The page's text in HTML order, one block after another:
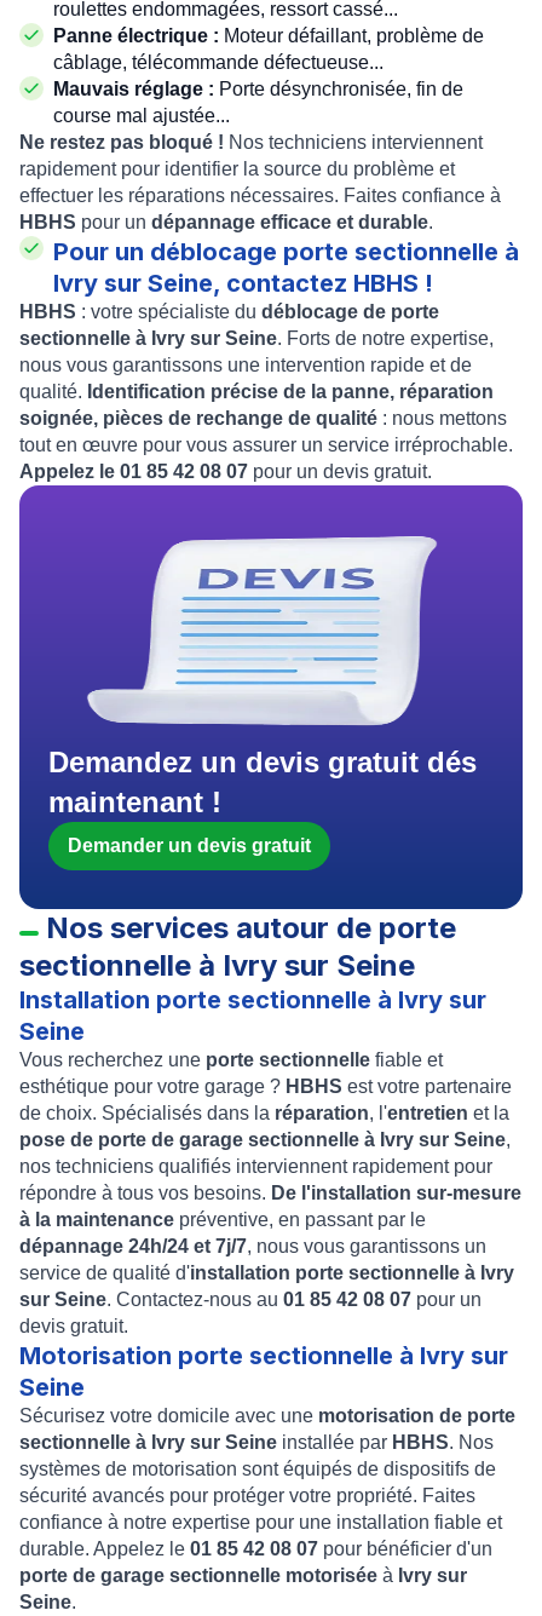
roulettes endommagées, ressort cassé...
Panne électrique : Moteur défaillant, problème de
câblage, télécommande défectueuse...
Mauvais réglage : Porte désynchronisée, fin de
course mal ajustée...
Ne restez pas bloqué ! Nos techniciens interviennent
rapidement pour identifier la source du problème et
effectuer les réparations nécessaires. Faites confiance à
HBHS pour un dépannage efficace et durable.
Pour un déblocage porte sectionnelle à
Ivry sur Seine, contactez HBHS !
HBHS : votre spécialiste du déblocage de porte
sectionnelle à Ivry sur Seine. Forts de notre expertise,
nous vous garantissons une intervention rapide et de
qualité. Identification précise de la panne, réparation
soignée, pièces de rechange de qualité : nous mettons
tout en œuvre pour vous assurer un service irréprochable.
Appelez le 01 85 42 08 07 pour un devis gratuit.
Demandez un devis gratuit dés
maintenant !
Demander un devis gratuit
Nos services autour de porte
sectionnelle à Ivry sur Seine
Installation porte sectionnelle à Ivry sur
Seine
Vous recherchez une porte sectionnelle fiable et
esthétique pour votre garage ? HBHS est votre partenaire
de choix. Spécialisés dans la réparation, l'entretien et la
pose de porte de garage sectionnelle à Ivry sur Seine,
nos techniciens qualifiés interviennent rapidement pour
répondre à tous vos besoins. De l'installation sur-mesure
à la maintenance préventive, en passant par le
dépannage 24h/24 et 7j/7, nous vous garantissons un
service de qualité d'installation porte sectionnelle à Ivry
sur Seine. Contactez-nous au 01 85 42 08 07 pour un
devis gratuit.
Motorisation porte sectionnelle à Ivry sur
Seine
Sécurisez votre domicile avec une motorisation de porte
sectionnelle à Ivry sur Seine installée par HBHS. Nos
systèmes de motorisation sont équipés de dispositifs de
sécurité avancés pour protéger votre propriété. Faites
confiance à notre expertise pour une installation fiable et
durable. Appelez le 01 85 42 08 07 pour bénéficier d'un
porte de garage sectionnelle motorisée à Ivry sur
Seine.